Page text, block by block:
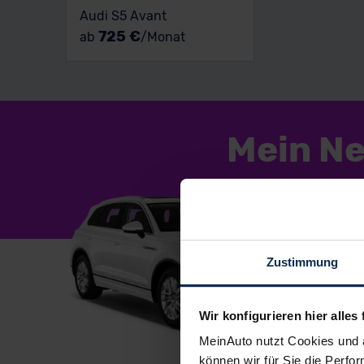
Zustimmung
Wir konfigurieren hier alles
MeinAuto nutzt Cookies
können wir für Sie die
Audi S5 Avant
ab 725 €/Monat
Mein